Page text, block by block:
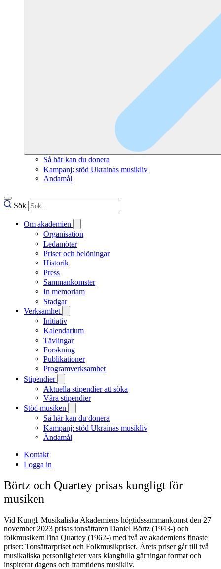
Så här kan du donera
Kampanj: stöd Ukrainas musikliv
Ändamål
Sök
Om akademien
Organisation
Ledamöter
Priser och belöningar
Historik
Press
Sammankomster
In memoriam
Stadgar
Verksamhet
Initiativ
Kalendarium
Tävlingar
Forskning
Publikationer
Programverksamhet
Stipendier
Aktuella stipendier att söka
Våra stipendier
Stöd musiken
Så här kan du donera
Kampanj: stöd Ukrainas musikliv
Ändamål
Kontakt
Logga in
Börtz och Quartey prisas kungligt för
musiken
Vid Kungl. Musikaliska Akademiens högtidssammankomst den 27
november 2023 prisas tonsättaren Daniel Börtz (1943-) och
folkmusikernTina Quartey (1962-) med två av akademiens finaste
priser: Tonsättarpriset och Folkmusikpriset. Årets priser går till två
musikaliska personligheter vars klangfulla gärningar format och
inspirerat dagens och framtidens musikliv.